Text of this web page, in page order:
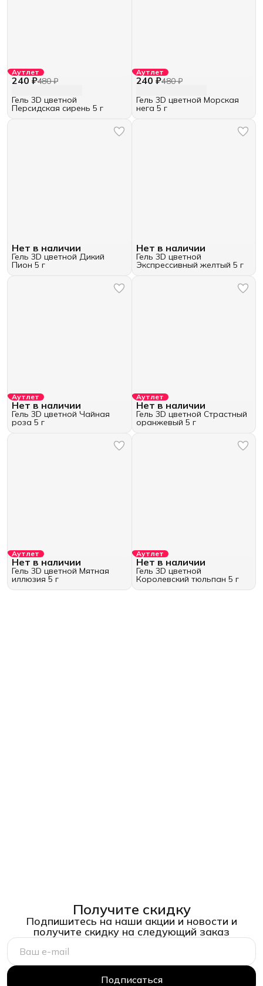
Аутлет
240 ₽480 ₽
Гель 3D цветной
Персидская сирень 5 г
Аутлет
240 ₽480 ₽
Гель 3D цветной Морская
нега 5 г
Нет в наличии
Гель 3D цветной Дикий
Пион 5 г
Нет в наличии
Гель 3D цветной
Экспрессивный желтый 5 г
Аутлет
Нет в наличии
Гель 3D цветной Чайная
роза 5 г
Аутлет
Нет в наличии
Гель 3D цветной Страстный
оранжевый 5 г
Аутлет
Нет в наличии
Гель 3D цветной Мятная
иллюзия 5 г
Аутлет
Нет в наличии
Гель 3D цветной
Королевский тюльпан 5 г
Получите скидку
Подпишитесь на наши акции и новости и
получите скидку на следующий заказ
Подписаться